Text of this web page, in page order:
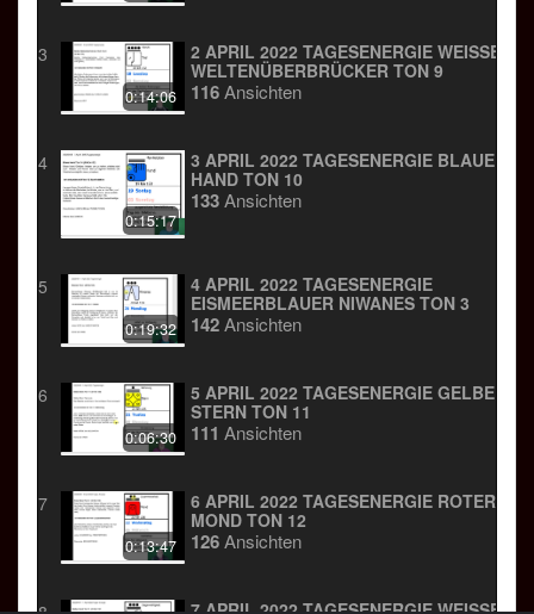
3
0:14:06
2 APRIL 2022 TAGESENERGIE WEISSER W
ELTENÜBERBRÜCKER TON 9
116Ansichten
4
0:15:17
3 APRIL 2022 TAGESENERGIE BLAUE
HAND TON 10
133Ansichten
5
0:19:32
4 APRIL 2022 TAGESENERGIE
EISMEERBLAUER NIWANES TON 3
142Ansichten
6
0:06:30
5 APRIL 2022 TAGESENERGIE GELBER
STERN TON 11
111 Ansichten
7
0:13:47
6 APRIL 2022 TAGESENERGIE ROTER
MOND TON 12
126Ansichten